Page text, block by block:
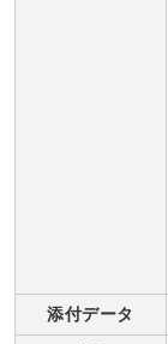
添付データ